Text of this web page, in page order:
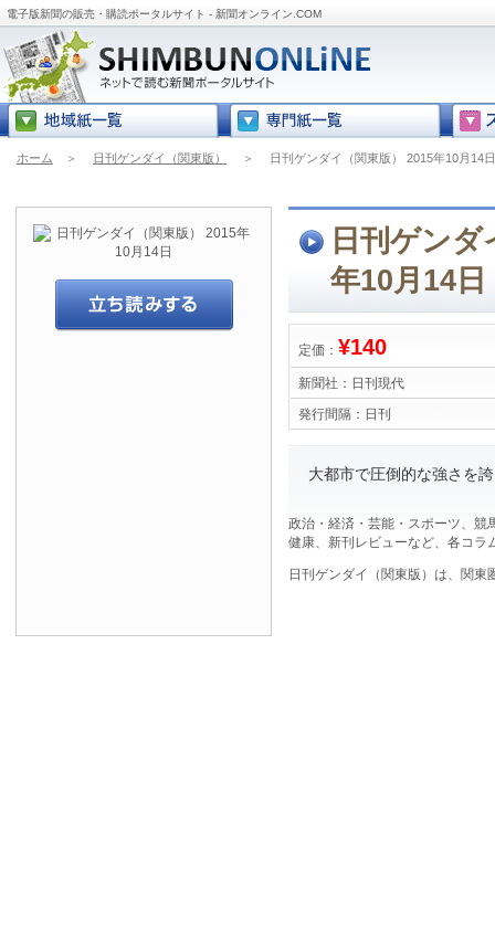
電子版新聞の販売・購読ポータルサイト - 新聞オンライン.COM
ホーム ＞ 日刊ゲンダイ（関東版） ＞ 日刊ゲンダイ（関東版） 2015年10月14日
日刊ゲン
年10月14日
定価： ¥140
新聞社： 日刊現代
発行間隔： 日刊
大都市で圧倒的な強さを
政治・経済・芸能・スポーツ、競
健康、新刊レビューなど、各コラ
日刊ゲンダイ（関東版）は、関